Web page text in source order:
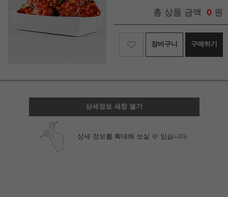
총 상품 금액 0 원
장바구니 구매하기
상세정보 새창 열기
상세 정보를 확대해 보실 수 있습니다.